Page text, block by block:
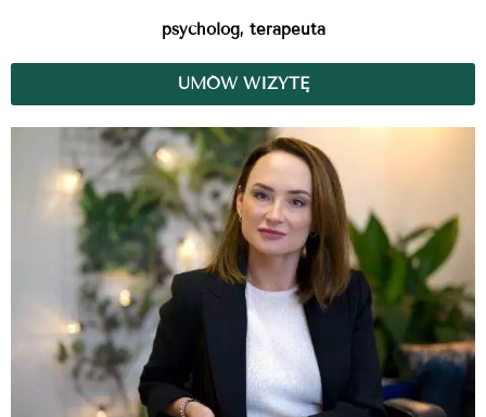
psycholog, terapeuta
UMÓW WIZYTĘ